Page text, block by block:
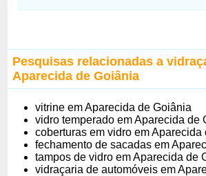
Pesquisas relacionadas a
Aparecida de Goiânia
vitrine em Aparecida de Goiânia
vidro temperado em Aparecida de
coberturas em vidro em Aparecida
fechamento de sacadas em
tampos de vidro em Aparecida de
vidraçaria de automóveis em